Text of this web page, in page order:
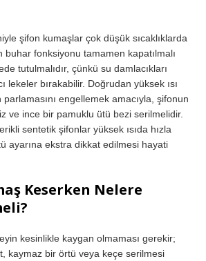
şifon kumaşlar çok düşük sıcaklıklarda
buhar fonksiyonu tamamen kapatılmalı
tutulmalıdır, çünkü su damlacıkları
lekeler bırakabilir. Doğrudan yüksek ısı
parlamasını engellemek amacıyla, şifonun
ve ince bir pamuklu ütü bezi serilmelidir.
sentetik şifonlar yüksek ısıda hızla
ayarına ekstra dikkat edilmesi hayati
Keserken Nelere
kesinlikle kaygan olmaması gerekir;
kaymaz bir örtü veya keçe serilmesi